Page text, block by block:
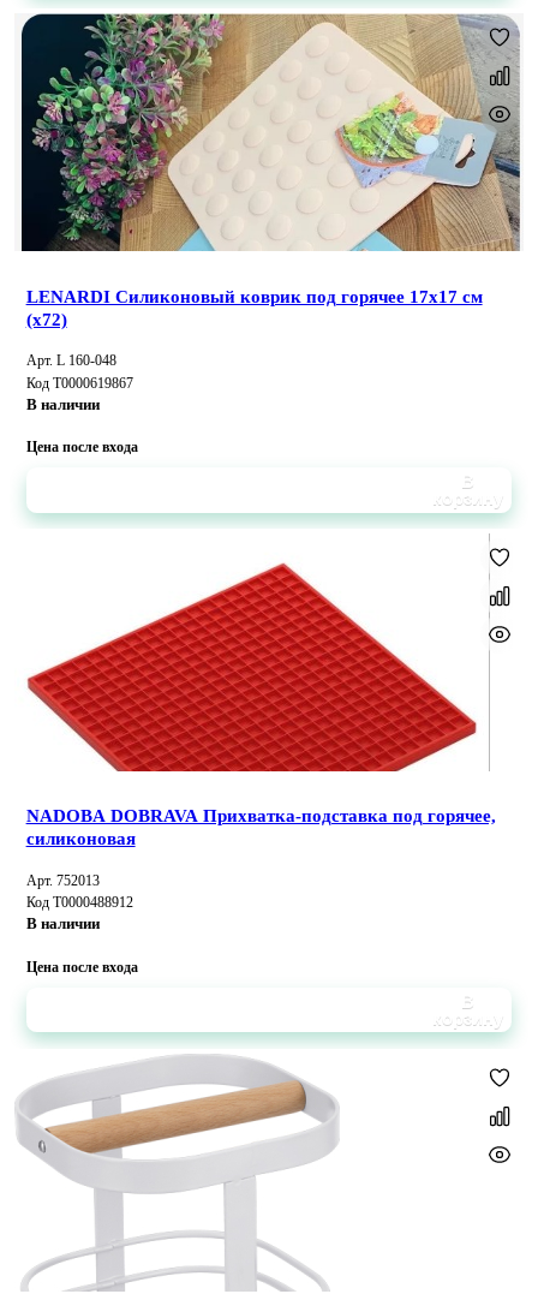
LENARDI Силиконовый коврик под горячее 17х17 см
(х72)
Арт. L 160-048
Код Т0000619867
В наличии
Цена после входа
В
корзину
NADOBA DOBRAVA Прихватка-подставка под горячее,
силиконовая
Арт. 752013
Код Т0000488912
В наличии
Цена после входа
В
корзину